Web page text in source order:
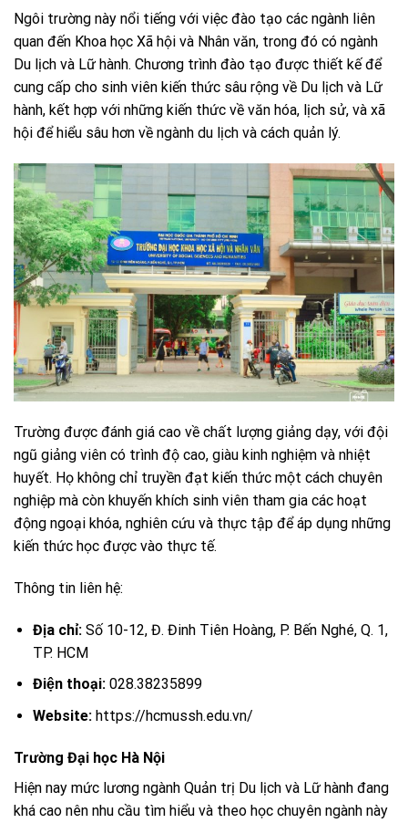
Ngôi trường này nổi tiếng với việc đào tạo các ngành liên
quan đến Khoa học Xã hội và Nhân văn, trong đó có ngành
Du lịch và Lữ hành. Chương trình đào tạo được thiết kế để
cung cấp cho sinh viên kiến thức sâu rộng về Du lịch và Lữ
hành, kết hợp với những kiến thức về văn hóa, lịch sử, và xã
hội để hiểu sâu hơn về ngành du lịch và cách quản lý.
Trường được đánh giá cao về chất lượng giảng dạy, với đội
ngũ giảng viên có trình độ cao, giàu kinh nghiệm và nhiệt
huyết. Họ không chỉ truyền đạt kiến thức một cách chuyên
nghiệp mà còn khuyến khích sinh viên tham gia các hoạt
động ngoại khóa, nghiên cứu và thực tập để áp dụng những
kiến thức học được vào thực tế.
Thông tin liên hệ:
Địa chỉ:Số 10-12, Đ. Đinh Tiên Hoàng, P. Bến Nghé, Q. 1,
TP. HCM
Điện thoại:028.38235899
Website:https://hcmussh.edu.vn/
Trường Đại học Hà Nội
Hiện nay mức lương ngành Quản trị Du lịch và Lữ hành đang
khá cao nên nhu cầu tìm hiểu và theo học chuyên ngành này